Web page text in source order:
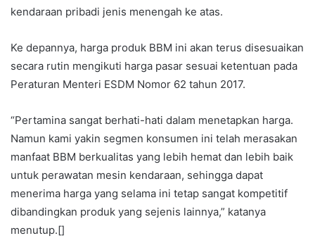
kendaraan pribadi jenis menengah ke atas.
Ke depannya, harga produk BBM ini akan terus disesuaikan
secara rutin mengikuti harga pasar sesuai ketentuan pada
Peraturan Menteri ESDM Nomor 62 tahun 2017.
“Pertamina sangat berhati-hati dalam menetapkan harga.
Namun kami yakin segmen konsumen ini telah merasakan
manfaat BBM berkualitas yang lebih hemat dan lebih baik
untuk perawatan mesin kendaraan, sehingga dapat
menerima harga yang selama ini tetap sangat kompetitif
dibandingkan produk yang sejenis lainnya,” katanya
menutup.[]